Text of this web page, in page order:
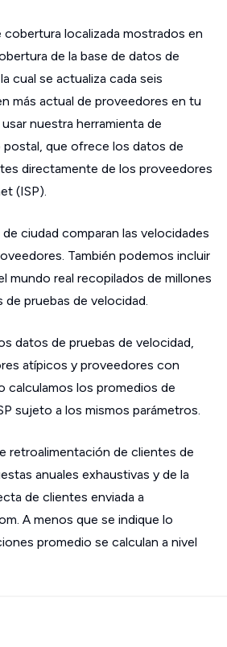
localizada mostrados en
de la base de datos de
cual se actualiza cada seis
más actual de proveedores en tu
nuestra herramienta de
que ofrece los datos de
directamente de los proveedores
(ISP).
ciudad comparan las velocidades
También podemos incluir
mundo real recopilados de millones
de pruebas de velocidad.
datos de pruebas de velocidad,
atípicos y proveedores con
calculamos los promedios de
sujeto a los mismos parámetros.
retroalimentación de clientes de
anuales exhaustivas y de la
de clientes enviada a
A menos que se indique lo
promedio se calculan a nivel